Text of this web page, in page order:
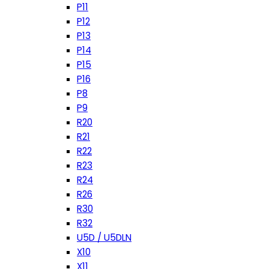
P11
P12
P13
P14
P15
P16
P8
P9
R20
R21
R22
R23
R24
R26
R30
R32
U5D / U5DLN
X10